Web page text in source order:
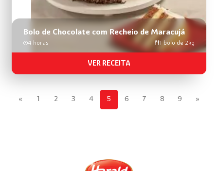
Bolo de Chocolate com Recheio de Maracujá
4 horas 1 bolo de 2kg
VER RECEITA
« 1 2 3 4 5 6 7 8 9 »